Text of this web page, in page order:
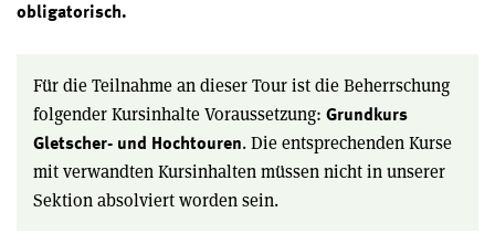
obligatorisch.
Für die Teilnahme an dieser Tour ist die Beherrschung
folgender Kursinhalte Voraussetzung: Grundkurs
Gletscher- und Hochtouren. Die entsprechenden Kurse
mit verwandten Kursinhalten müssen nicht in unserer
Sektion absolviert worden sein.